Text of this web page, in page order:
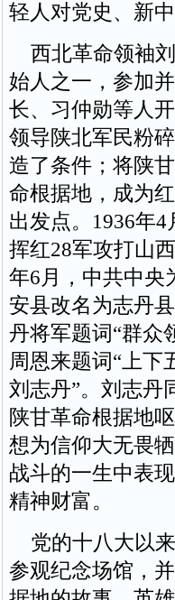
轻人对党史、新
西北革命领袖
始人之一，参加
长、习仲勋等人
领导陕北军民粉
造了条件；将陕
命根据地，成为
出发点。1936年
挥红28军攻打山
年6月，中共中央
安县改名为志丹
丹将军题词“群众
周恩来题词“上下
刘志丹”。刘志丹
陕甘革命根据地
想为信仰大无畏
战斗的一生中表
精神财富。
党的十八大以
参观纪念场馆，